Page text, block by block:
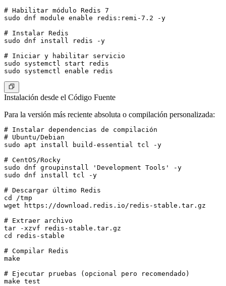
# Habilitar módulo Redis 7
sudo dnf module enable redis:remi-7.2 -y
# Instalar Redis
sudo dnf install redis -y
# Iniciar y habilitar servicio
sudo systemctl start redis
Instalación desde el Código Fuente
Para la versión más reciente absoluta o compilación personalizada:
# Instalar dependencias de compilación
# Ubuntu/Debian
sudo apt install build-essential tcl -y
# CentOS/Rocky
sudo dnf groupinstall 'Development Tools' -y
sudo dnf install tcl -y
# Descargar último Redis
cd /tmp
wget https://download.redis.io/redis-stable.tar.gz
# Extraer archivo
tar -xzvf redis-stable.tar.gz
cd redis-stable
# Compilar Redis
make
# Ejecutar pruebas (opcional pero recomendado)
make test